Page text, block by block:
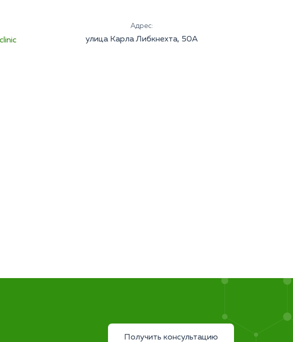
Адрес:
улица Карла Либкнехта, 50А
Получить консультацию